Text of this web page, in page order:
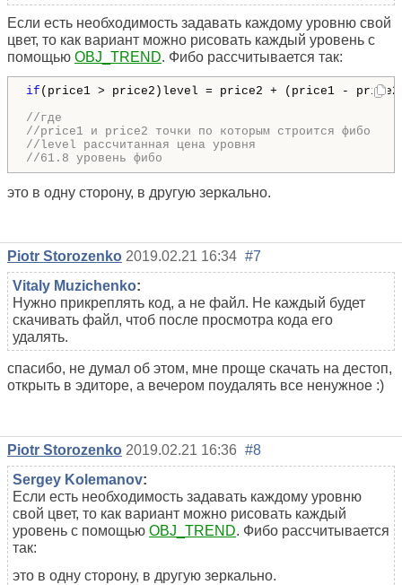
Если есть необходимость задавать каждому уровню свой
цвет, то как вариант можно рисовать каждый уровень с
помощью OBJ_TREND. Фибо рассчитывается так:
if (price1 > price2)level = price2 + (price1 -
//где
//price1 и price2 точки по которым строится фибо
//level рассчитанная цена уровня
//61.8 уровень фибо
это в одну сторону, в другую зеркально.
Piotr Storozenko 2019.02.21 16:34 #7
Vitaly Muzichenko:
Нужно прикреплять код, а не файл. Не каждый будет
скачивать файл, чтоб после просмотра кода его
удалять.
спасибо, не думал об этом, мне проще скачать на дестоп,
открыть в эдиторе, а вечером поудалять все ненужное :)
Piotr Storozenko 2019.02.21 16:36 #8
Sergey Kolemanov:
Если есть необходимость задавать каждому уровню
свой цвет, то как вариант можно рисовать каждый
уровень с помощью OBJ_TREND. Фибо рассчитывается
так:
это в одну сторону, в другую зеркально.